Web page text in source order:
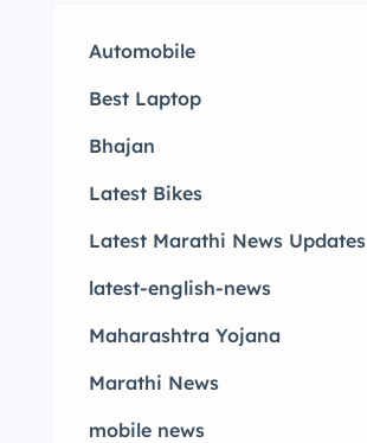
Automobile
Best Laptop
Bhajan
Latest Bikes
Latest Marathi News Updates
latest-english-news
Maharashtra Yojana
Marathi News
mobile news